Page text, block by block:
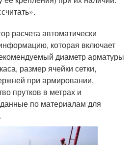
расчета автоматически
которая включает
диаметр арматуры
размер ячейки сетки,
при армировании,
прутков в метрах и
по материалам для